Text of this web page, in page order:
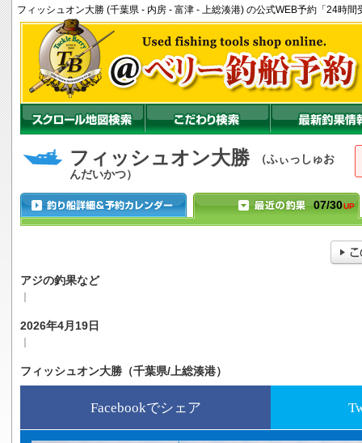
フィッシュオン大勝 (千葉県 - 内房 - 富津 - 上総湊港) の公式WEB予約「24時
フィッシュオン大勝
（ふぃっしゅお
んだいかつ）
07/30UP
アジの釣果など
2026年4月19日
フィッシュオン大勝（千葉県/上総湊港）
Facebookでシェア